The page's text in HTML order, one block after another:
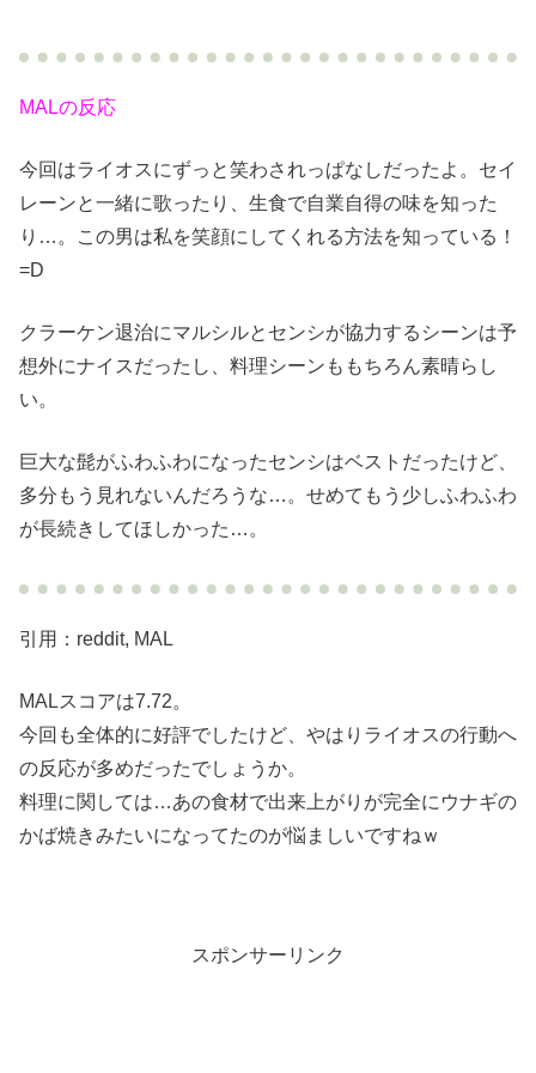
MALの反応
今回はライオスにずっと笑わされっぱなしだったよ。セイ
レーンと一緒に歌ったり、生食で自業自得の味を知った
り…。この男は私を笑顔にしてくれる方法を知っている！
=D
クラーケン退治にマルシルとセンシが協力するシーンは予
想外にナイスだったし、料理シーンももちろん素晴らし
い。
巨大な髭がふわふわになったセンシはベストだったけど、
多分もう見れないんだろうな…。せめてもう少しふわふわ
が長続きしてほしかった…。
引用：reddit, MAL
MALスコアは7.72。
今回も全体的に好評でしたけど、やはりライオスの行動へ
の反応が多めだったでしょうか。
料理に関しては…あの食材で出来上がりが完全にウナギの
かば焼きみたいになってたのが悩ましいですねｗ
スポンサーリンク